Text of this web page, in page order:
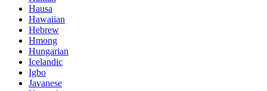
Hausa
Hawaiian
Hebrew
Hmong
Hungarian
Icelandic
Igbo
Javanese